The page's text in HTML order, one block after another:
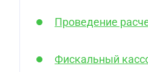
Проведение
Фискальный